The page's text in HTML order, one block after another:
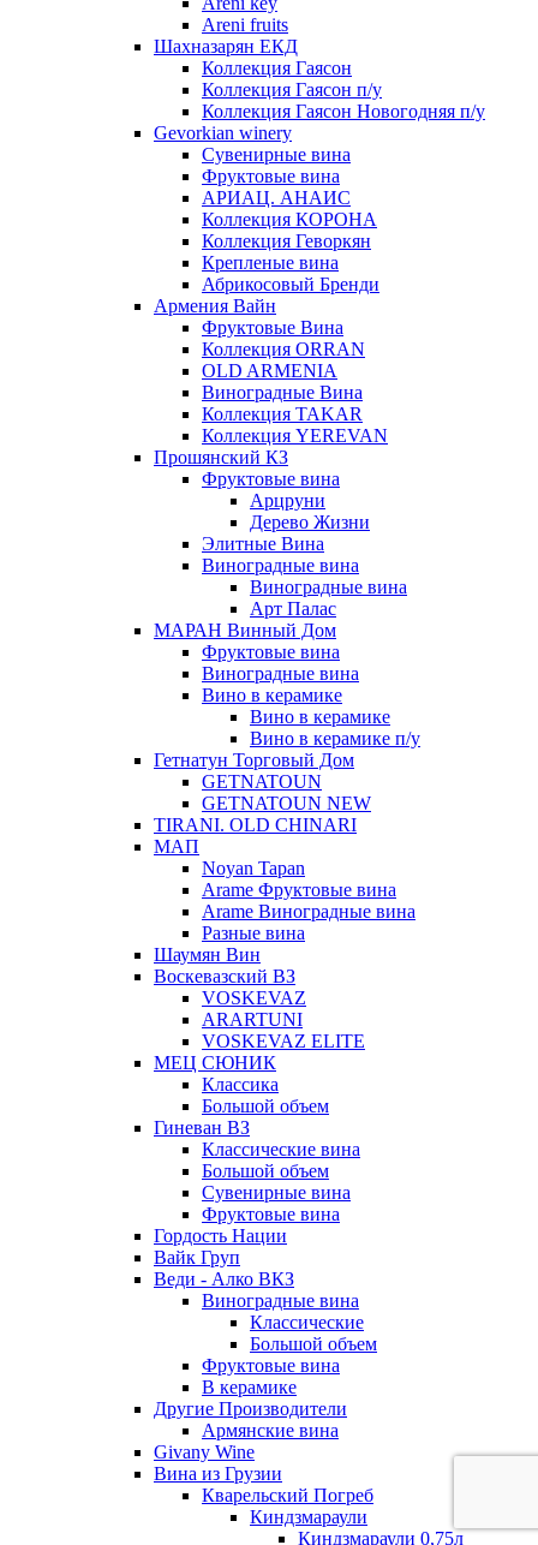
Areni fruits
Шахназарян ЕКД
Коллекция Гаясон
Коллекция Гаясон п/у
Коллекция Гаясон Новогодняя п/у
Gevorkian winery
Сувенирные вина
Фруктовые вина
АРИАЦ. АНАИС
Коллекция КОРОНА
Коллекция Геворкян
Крепленые вина
Абрикосовый Бренди
Армения Вайн
Фруктовые Вина
Коллекция ORRAN
OLD ARMENIA
Виноградные Вина
Коллекция TAKAR
Коллекция YEREVAN
Прошянский КЗ
Фруктовые вина
Арцруни
Дерево Жизни
Элитные Вина
Виноградные вина
Виноградные вина
Арт Палас
МАРАН Винный Дом
Фруктовые вина
Виноградные вина
Вино в керамике
Вино в керамике
Вино в керамике п/у
Гетнатун Торговый Дом
GETNATOUN
GETNATOUN NEW
TIRANI. OLD CHINARI
МАП
Noyan Tapan
Arame Фруктовые вина
Arame Виноградные вина
Разные вина
Шаумян Вин
Воскевазский ВЗ
VOSKEVAZ
ARARTUNI
VOSKEVAZ ELITE
МЕЦ СЮНИК
Классика
Большой объем
Гиневан ВЗ
Классические вина
Большой объем
Сувенирные вина
Фруктовые вина
Гордость Нации
Вайк Груп
Веди - Алко ВКЗ
Виноградные вина
Классические
Большой объем
Фруктовые вина
В керамике
Другие Производители
Армянские вина
Givany Wine
Вина из Грузии
Кварельский Погреб
Киндзмараули
Киндзмараули 0,75л